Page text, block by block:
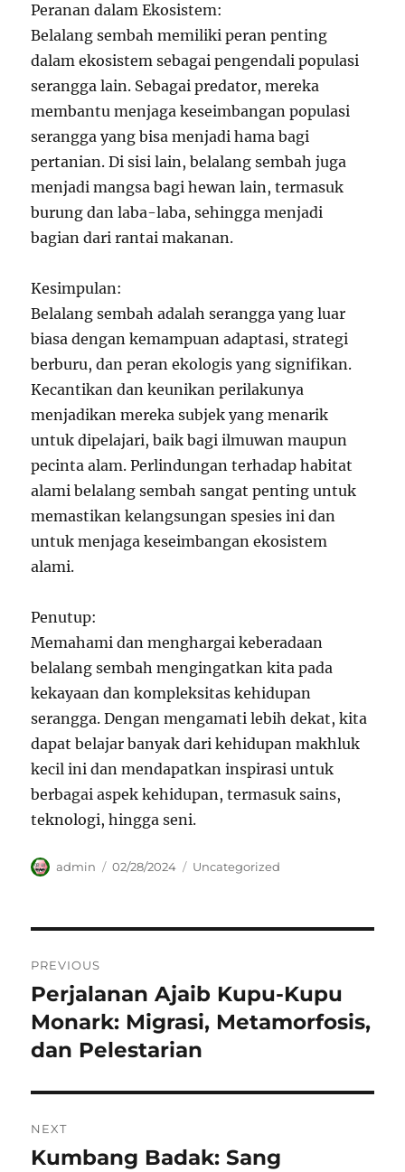
Peranan dalam Ekosistem:
Belalang sembah memiliki peran penting
dalam ekosistem sebagai pengendali populasi
serangga lain. Sebagai predator, mereka
membantu menjaga keseimbangan populasi
serangga yang bisa menjadi hama bagi
pertanian. Di sisi lain, belalang sembah juga
menjadi mangsa bagi hewan lain, termasuk
burung dan laba-laba, sehingga menjadi
bagian dari rantai makanan.
Kesimpulan:
Belalang sembah adalah serangga yang luar
biasa dengan kemampuan adaptasi, strategi
berburu, dan peran ekologis yang signifikan.
Kecantikan dan keunikan perilakunya
menjadikan mereka subjek yang menarik
untuk dipelajari, baik bagi ilmuwan maupun
pecinta alam. Perlindungan terhadap habitat
alami belalang sembah sangat penting untuk
memastikan kelangsungan spesies ini dan
untuk menjaga keseimbangan ekosistem
alami.
Penutup:
Memahami dan menghargai keberadaan
belalang sembah mengingatkan kita pada
kekayaan dan kompleksitas kehidupan
serangga. Dengan mengamati lebih dekat, kita
dapat belajar banyak dari kehidupan makhluk
kecil ini dan mendapatkan inspirasi untuk
berbagai aspek kehidupan, termasuk sains,
teknologi, hingga seni.
Author
admin
Posted
02/28/2024 Categories
Uncategorized
pos
PREVIOUS
Previous
post:
Perjalanan Ajaib Kupu-Kupu
Monark: Migrasi, Metamorfosis,
dan Pelestarian
NEXT
Next
Kumbang Badak: Sang